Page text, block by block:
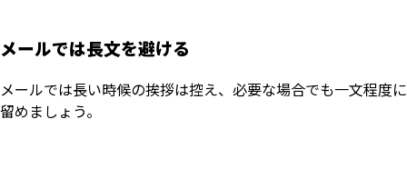
メールでは長文を避ける
メールでは長い時候の挨拶は控え、必要な場合でも一文程度に
留めましょう。